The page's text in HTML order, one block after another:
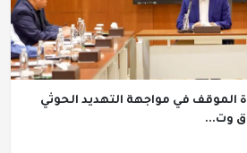
الموقف في مواجهة التهديد الحوثي
وت...